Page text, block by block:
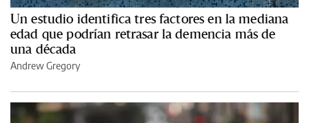
Un estudio identifica tres factores en la mediana
edad que podrían retrasar la demencia más de
una década
Andrew Gregory